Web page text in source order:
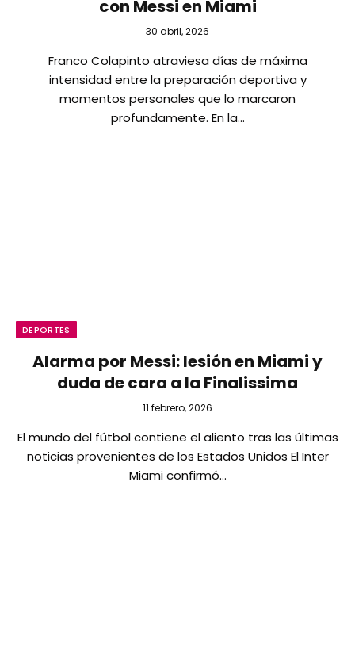
con Messi en Miami
30 abril, 2026
Franco Colapinto atraviesa días de máxima
intensidad entre la preparación deportiva y
momentos personales que lo marcaron
profundamente. En la…
DEPORTES
Alarma por Messi: lesión en Miami y
duda de cara a la Finalissima
11 febrero, 2026
El mundo del fútbol contiene el aliento tras las últimas
noticias provenientes de los Estados Unidos El Inter
Miami confirmó…